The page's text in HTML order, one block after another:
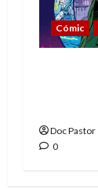
Cómic
Doc Pastor
0